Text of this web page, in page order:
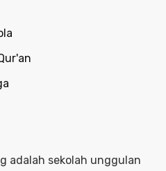
adalah sekolah unggulan